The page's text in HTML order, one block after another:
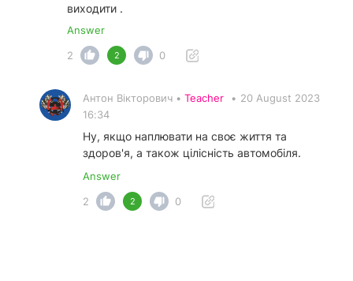
виходити .
Answer
2
2 0
Антон Вікторович • Teacher • 20 August 2023
16:34
Ну, якщо наплювати на своє життя та
здоров'я, а також цілісність автомобіля.
Answer
2
2 0